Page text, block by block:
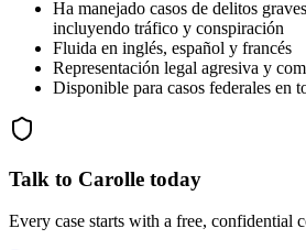
Ha manejado casos de delitos
incluyendo tráfico y conspiración
Fluida en inglés, español y francés
Representación legal agresiva y
Disponible para casos federales en
Talk to Carolle today
Every case starts with a free, confidential